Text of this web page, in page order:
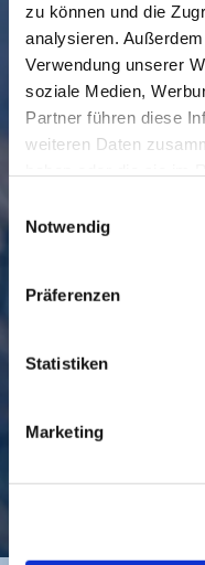
zu können und die
analysieren.
Verwendung unserer
soziale Medien,
Partner führen diese
weiteren Daten
Notwendig
Präferenzen
Statistiken
Marketing